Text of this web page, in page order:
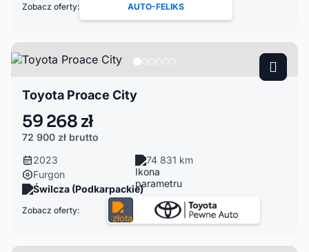
Zobacz oferty: AUTO-FELIKS
Toyota Proace City
59 268 zł
72 900 zł brutto
2023
74 831 km
Furgon
Świlcza (Podkarpackie)
Zobacz oferty: